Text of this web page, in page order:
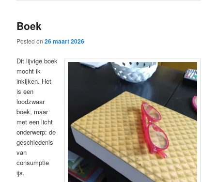
Boek
Posted on26 maart 2026
Dit lijvige boek
mocht ik
inkijken. Het
is een
loodzwaar
boek, maar
met een licht
onderwerp: de
geschiedenis
van
consumptie
ijs.